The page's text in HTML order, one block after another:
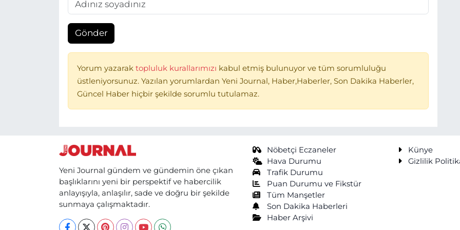
Gönder
Yorum yazarak topluluk kurallarımızı kabul etmiş bulunuyor ve tüm sorumluluğu
üstleniyorsunuz. Yazılan yorumlardan Yeni Journal, Haber,Haberler, Son Dakika Haberler,
Güncel Haber hiçbir şekilde sorumlu tutulamaz.
Yeni Journal gündem ve gündemin öne çıkan
başlıklarını yeni bir perspektif ve habercilik
anlayışıyla, anlaşılır, sade ve doğru bir şekilde
sunmaya çalışmaktadır.
Nöbetçi Eczaneler
Hava Durumu
Trafik Durumu
Puan Durumu ve Fikstür
Tüm Manşetler
Son Dakika Haberleri
Haber Arşivi
Künye
Gizlilik